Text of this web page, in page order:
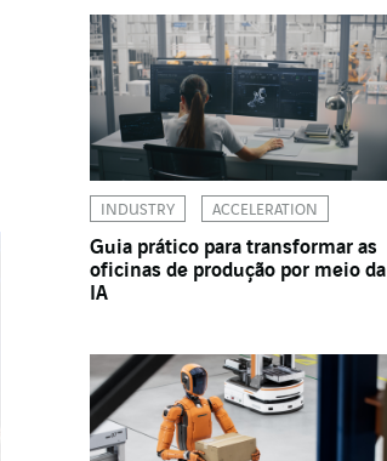
INDUSTRY ACCELERATION
Guia prático para transformar as
oficinas de produção por meio da
IA